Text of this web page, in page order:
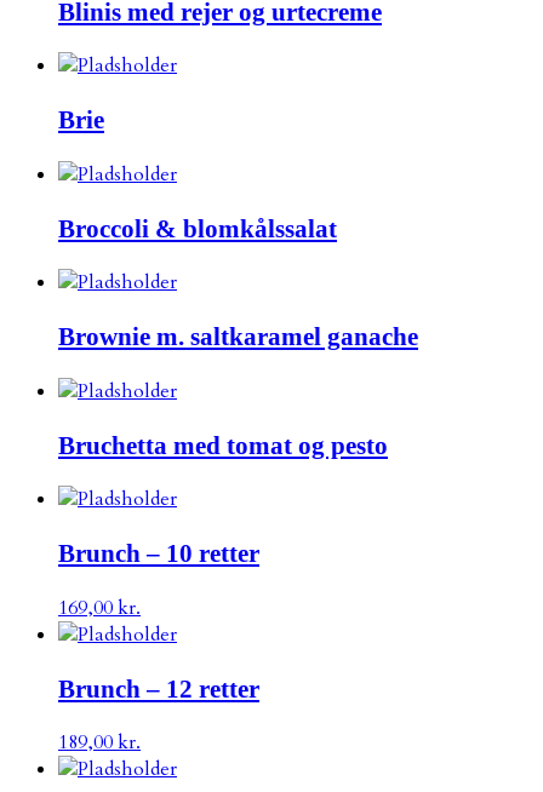
Blinis med rejer og urtecreme
Brie
Broccoli & blomkålssalat
Brownie m. saltkaramel ganache
Bruchetta med tomat og pesto
Brunch – 10 retter
169,00kr.
Brunch – 12 retter
189,00kr.